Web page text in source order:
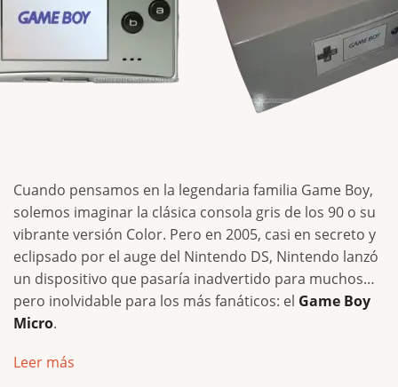
Cuando pensamos en la legendaria familia Game Boy,
solemos imaginar la clásica consola gris de los 90 o su
vibrante versión Color. Pero en 2005, casi en secreto y
eclipsado por el auge del Nintendo DS, Nintendo lanzó
un dispositivo que pasaría inadvertido para muchos…
pero inolvidable para los más fanáticos: el Game Boy
Micro.
Leer más